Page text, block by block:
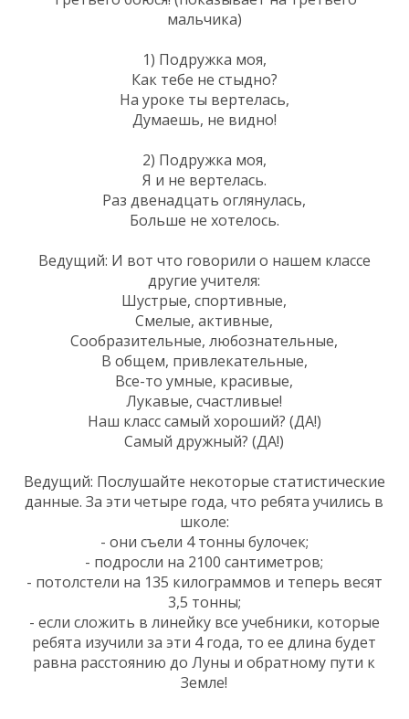
мальчика)
1) Подружка моя,
Как тебе не стыдно?
На уроке ты вертелась,
Думаешь, не видно!
2) Подружка моя,
Я и не вертелась.
Раз двенадцать оглянулась,
Больше не хотелось.
Ведущий: И вот что говорили о нашем классе
другие учителя:
Шустрые, спортивные,
Смелые, активные,
Сообразительные, любознательные,
В общем, привлекательные,
Все-то умные, красивые,
Лукавые, счастливые!
Наш класс самый хороший? (ДА!)
Самый дружный? (ДА!)
Ведущий: Послушайте некоторые статистические
данные. За эти четыре года, что ребята учились в
школе:
- они съели 4 тонны булочек;
- подросли на 2100 сантиметров;
- потолстели на 135 килограммов и теперь весят
3,5 тонны;
- если сложить в линейку все учебники, которые
ребята изучили за эти 4 года, то ее длина будет
равна расстоянию до Луны и обратному пути к
Земле!